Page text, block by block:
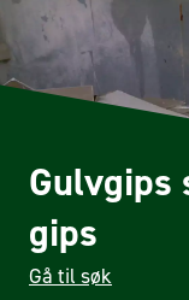
Gulvgips
gips
Gå til søk